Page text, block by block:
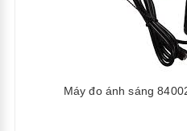
Máy đo ánh sáng